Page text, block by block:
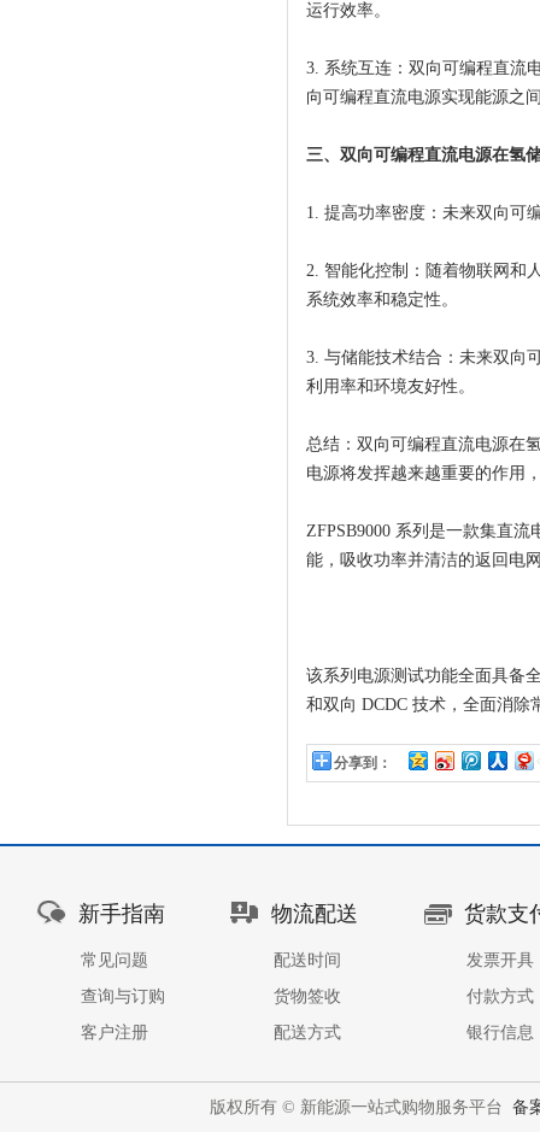
运行效率。
3. 系统互连：双向可编程直流
向可编程直流电源实现能源之
三、双向可编程直流电源在氢
1. 提高功率密度：未来双向可
2. 智能化控制：随着物联网和
系统效率和稳定性。
3. 与储能技术结合：未来双向
利用率和环境友好性。
总结：双向可编程直流电源在
电源将发挥越来越重要的作用
ZFPSB9000 系列是一款集直
能，吸收功率并清洁的返回电
该系列电源测试功能全面具备
和双向 DCDC 技术，全面消
分享到：
新手指南
常见问题
查询与订购
客户注册
物流配送
配送时间
货物签收
配送方式
货款支
发票开具
付款方式
银行信息
版权所有 © 新能源一站式购物服务平台 备